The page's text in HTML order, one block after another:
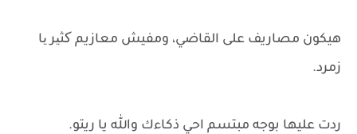
هيكون مصاريف على القاضي، ومفيش معازيم کثیر یا
زمرد.
ردت عليها بوجه مبتسم احي ذكاءك والله يا ريتو.